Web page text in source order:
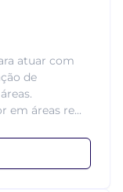
atuar com
de
em áreas re...